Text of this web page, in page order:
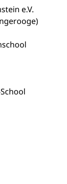
e.V.